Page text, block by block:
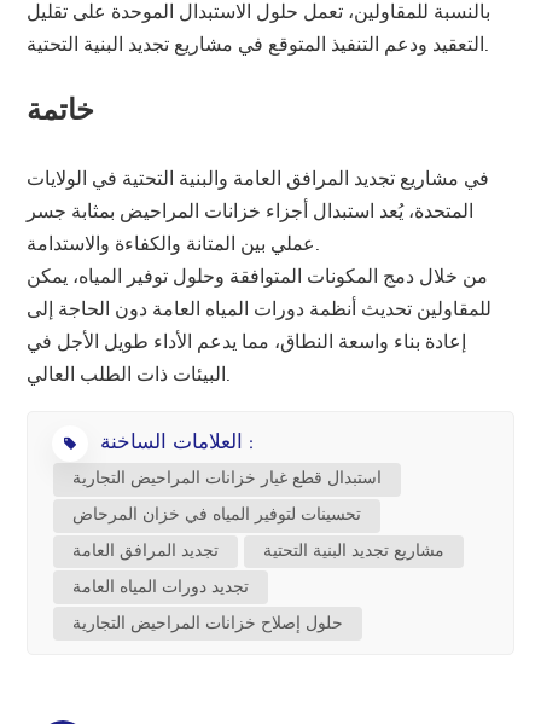
بالنسبة للمقاولين، تعمل حلول الاستبدال الموحدة على تقليل
التعقيد ودعم التنفيذ المتوقع في مشاريع تجديد البنية التحتية.
خاتمة
في مشاريع تجديد المرافق العامة والبنية التحتية في الولايات
المتحدة، يُعد استبدال أجزاء خزانات المراحيض بمثابة جسر
عملي بين المتانة والكفاءة والاستدامة.
من خلال دمج المكونات المتوافقة وحلول توفير المياه، يمكن
للمقاولين تحديث أنظمة دورات المياه العامة دون الحاجة إلى
إعادة بناء واسعة النطاق، مما يدعم الأداء طويل الأجل في
البيئات ذات الطلب العالي.
العلامات الساخنة :
استبدال قطع غيار خزانات المراحيض التجارية
تحسينات لتوفير المياه في خزان المرحاض
تجديد المرافق العامة مشاريع تجديد البنية التحتية
تجديد دورات المياه العامة
حلول إصلاح خزانات المراحيض التجارية